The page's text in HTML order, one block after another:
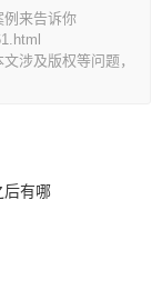
例来告诉你
涉及版权等问题，
后有哪